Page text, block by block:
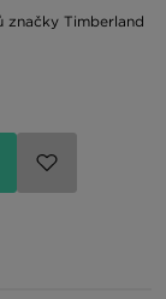
značky Timberland